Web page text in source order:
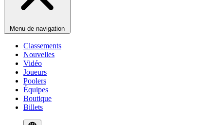
Menu de navigation
Classements
Nouvelles
Vidéo
Joueurs
Poolers
Équipes
Boutique
Billets